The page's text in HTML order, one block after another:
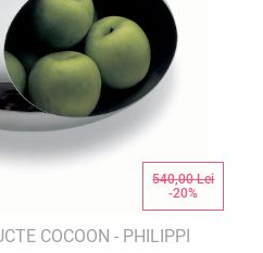
540,00 Lei
-20%
COCOON - PHILIPPI